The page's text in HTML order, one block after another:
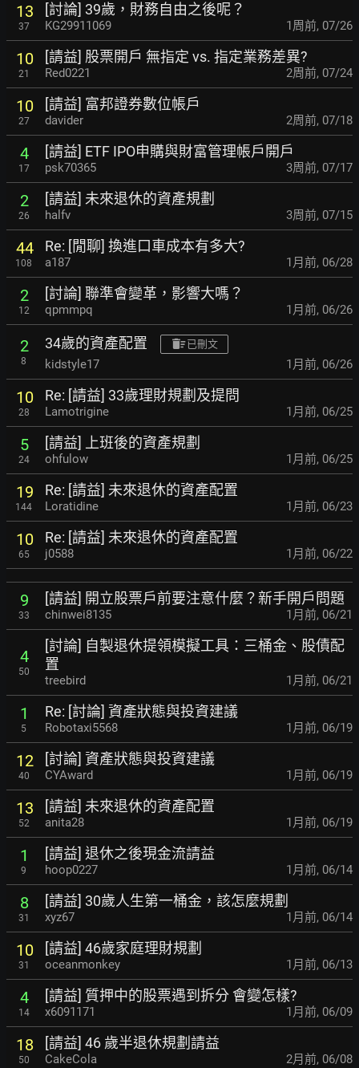
13
37
[討論] 39歲，財務自由之後呢？
KG29911069 1周前, 07/26
10
21
[請益] 股票開戶 無指定 vs. 指定業務差異?
Red0221 2周前, 07/24
10
27
[請益] 富邦證券數位帳戶
davider 2周前, 07/18
4
17
[請益] ETF IPO申購與財富管理帳戶開戶
psk70365 3周前, 07/17
2
26
[請益] 未來退休的資產規劃
halfv 3周前, 07/15
44
108
Re: [閒聊] 換進口車成本有多大?
a187 1月前, 06/28
2
12
[討論] 聯準會變革，影響大嗎？
qpmmpq 1月前, 06/26
2
8
34歲的資產配置 已刪文
kidstyle17 1月前, 06/26
10
28
Re: [請益] 33歲理財規劃及提問
Lamotrigine 1月前, 06/25
5
24
[請益] 上班後的資產規劃
ohfulow 1月前, 06/25
19
144
Re: [請益] 未來退休的資產配置
Loratidine 1月前, 06/23
10
65
Re: [請益] 未來退休的資產配置
j0588 1月前, 06/22
9
33
[請益] 開立股票戶前要注意什麼？新手開戶問題
chinwei8135 1月前, 06/21
4
50
[討論] 自製退休提領模擬工具：三桶金、股債配
置
treebird 1月前, 06/21
1
5
Re: [討論] 資產狀態與投資建議
Robotaxi5568 1月前, 06/19
12
40
[討論] 資產狀態與投資建議
CYAward 1月前, 06/19
13
52
[請益] 未來退休的資產配置
anita28 1月前, 06/19
1
9
[請益] 退休之後現金流請益
hoop0227 1月前, 06/14
8
31
[請益] 30歲人生第一桶金，該怎麼規劃
xyz67 1月前, 06/14
10
31
[請益] 46歲家庭理財規劃
oceanmonkey 1月前, 06/13
4
14
[請益] 質押中的股票遇到拆分 會變怎樣?
x6091171 1月前, 06/09
18
50
[請益] 46 歲半退休規劃請益
CakeCola 2月前, 06/08